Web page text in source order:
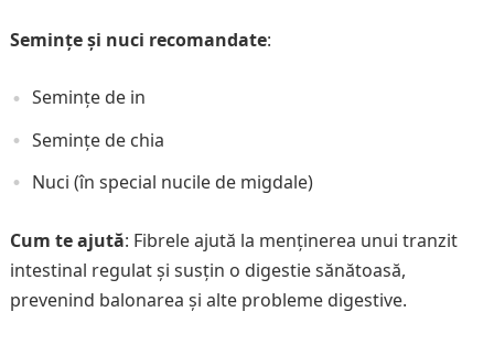
Semințe și nuci recomandate:
Semințe de in
Semințe de chia
Nuci (în special nucile de migdale)
Cum te ajută: Fibrele ajută la menținerea unui tranzit
intestinal regulat și susțin o digestie sănătoasă,
prevenind balonarea și alte probleme digestive.